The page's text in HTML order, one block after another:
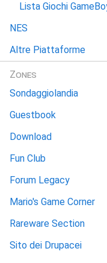
Lista Giochi
NES
Altre Piattaforme
Zones
Sondaggiolandia
Guestbook
Download
Fun Club
Forum Legacy
Mario's Game Corner
Rareware Section
Sito dei Drupacei